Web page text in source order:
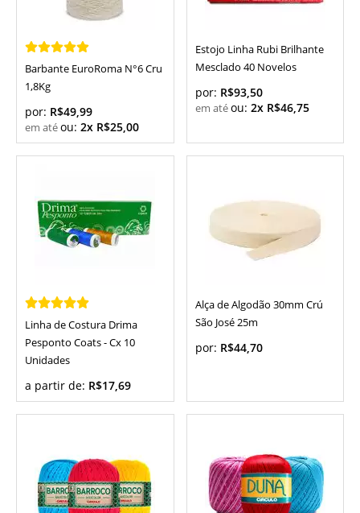
Barbante EuroRoma N°6 Cru
1,8Kg
por: R$49,99
ou: 2x R$25,00
Estojo Linha Rubi Brilhante
Mesclado 40 Novelos
por: R$93,50
ou: 2x R$46,75
Linha de Costura Drima
Pesponto Coats - Cx 10
Unidades
a partir de: R$17,69
Alça de Algodão 30mm Crú
São José 25m
por: R$44,70